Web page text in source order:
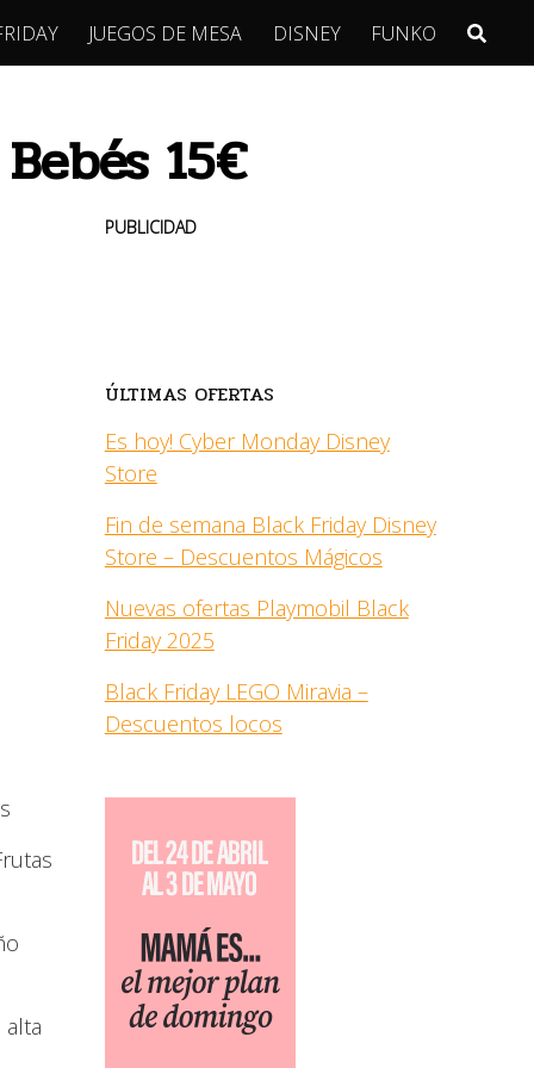
JUEGOS DE MESA DISNEY FUNKO
15€
PUBLICIDAD
ÚLTIMAS OFERTAS
Es hoy! Cyber Monday Disney
Store
Fin de semana Black Friday Disney
Store – Descuentos Mágicos
Nuevas ofertas Playmobil Black
Friday 2025
Black Friday LEGO Miravia –
Descuentos locos